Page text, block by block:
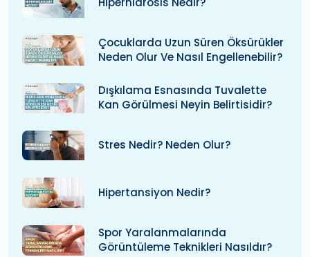
Çocuklarda Uzun Süren Öksürükler
Neden Olur Ve Nasıl Engellenebilir?
Dışkılama Esnasında Tuvalette
Kan Görülmesi Neyin Belirtisidir?
Stres Nedir? Neden Olur?
Hipertansiyon Nedir?
Spor Yaralanmalarında
Görüntüleme Teknikleri Nasıldır?